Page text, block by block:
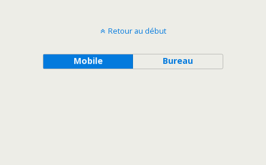
Retour au début
Mobile Bureau